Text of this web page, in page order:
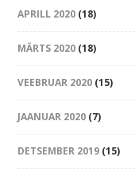
APRILL 2020 (18)
MÄRTS 2020 (18)
VEEBRUAR 2020 (15)
JAANUAR 2020 (7)
DETSEMBER 2019 (15)